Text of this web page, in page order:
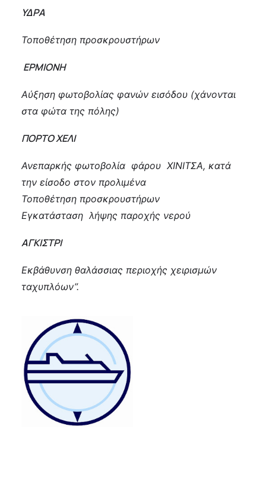
ΥΔΡΑ
Τοποθέτηση προσκρουστήρων
ΕΡΜΙΟΝΗ
Αύξηση φωτοβολίας φανών εισόδου (χάνονται
στα φώτα της πόλης)
ΠΟΡΤΟ ΧΕΛΙ
Ανεπαρκής φωτοβολία φάρου ΧΙΝΙΤΣΑ, κατά
την είσοδο στον προλιμένα
Τοποθέτηση προσκρουστήρων
Εγκατάσταση λήψης παροχής νερού
ΑΓΚΙΣΤΡΙ
Εκβάθυνση θαλάσσιας περιοχής χειρισμών
ταχυπλόων”.